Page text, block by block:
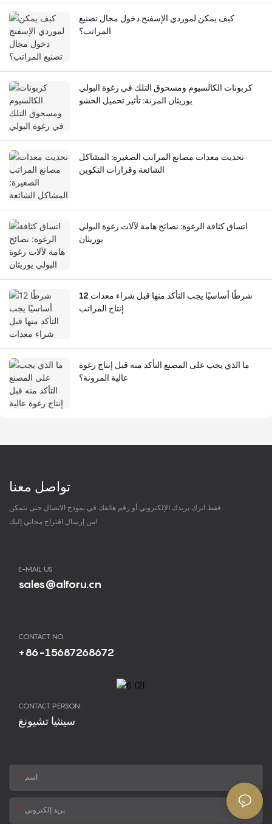
كيف يمكن لموردي الإسفنج دخول مجال تصنيع
المراتب؟
كربونات الكالسيوم ومسحوق التلك في رغوة البولي
يوريثان المرنة: تأثير تحميل الحشو
تحديث معدات مصانع المراتب الصغيرة: المشاكل
الشائعة وقرارات التكوين
اتساق كثافة الرغوة: نصائح هامة لآلات رغوة البولي
يوريثان
12 شرطًا أساسيًا يجب التأكد منها قبل شراء معدات
إنتاج المراتب
ما الذي يجب على المصنع التأكد منه قبل إنتاج رغوة
عالية المرونة؟
تواصل معنا
فقط اترك بريدك الإلكتروني أو رقم هاتفك في نموذج الاتصال حتى نتمكن
من إرسال اقتراح مجاني إليك!
E-MAIL US
sales@alforu.cn
CONTACT NO.
+86-15687268672
CONTACT PERSON:
سينثيا تشيونغ
اسم
بريد إلكتروني